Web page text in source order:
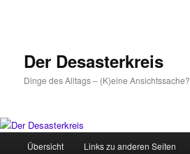
Der Desasterkreis
Dinge des Alltags – (K)eine Ansichtssache?
HauptmenüÜbersicht Links zu anderen Seiten